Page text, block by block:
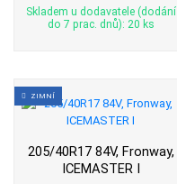
Skladem u dodavatele (dodání
do 7 prac. dnů): 20 ks
ZIMNÍ
205/40R17 84V, Fronway,
ICEMASTER I